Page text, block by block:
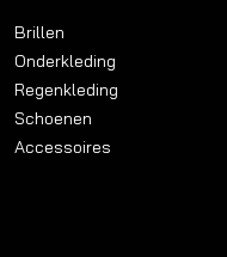
Brillen
Onderkleding
Regenkleding
Schoenen
Accessoires